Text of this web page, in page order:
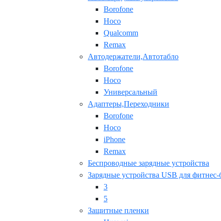
Borofone
Hoco
Qualcomm
Remax
Автодержатели,Автотабло
Borofone
Hoco
Универсальный
Адаптеры,Переходники
Borofone
Hoco
iPhone
Remax
Беспроводные зарядные устройства
Зарядные устройства USB для фитнес-
3
5
Защитные пленки